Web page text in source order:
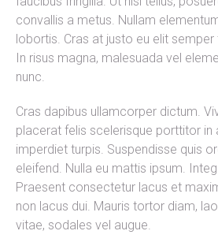
convallis a metus. Nullam
lobortis. Cras at justo eu elit
In risus magna, malesuada vel
nunc.
Cras dapibus ullamcorper dictum.
placerat felis scelerisque porttitor in
imperdiet turpis. Suspendisse quis
eleifend. Nulla eu mattis ipsum.
Praesent consectetur lacus et
non lacus dui. Mauris tortor diam,
vitae, sodales vel augue.